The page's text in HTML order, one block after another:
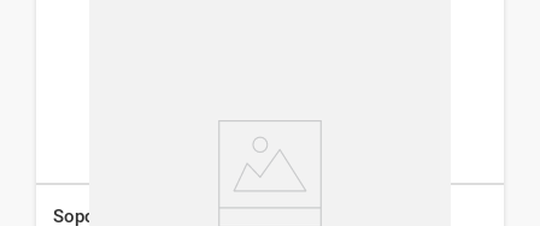
Soporte Pequeño Simplicity para Computadora